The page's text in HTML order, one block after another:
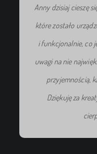
Anny dzisiaj cieszę
które zostało
i funkcjonalnie, co
uwagi na nie
przyjemnością,
Dziękuję za